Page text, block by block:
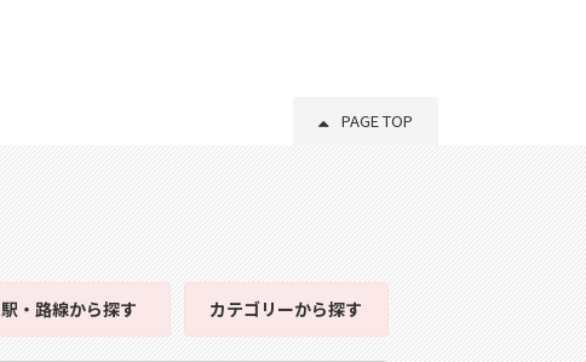
PAGE TOP
駅・路線から探す カテゴリーから探す